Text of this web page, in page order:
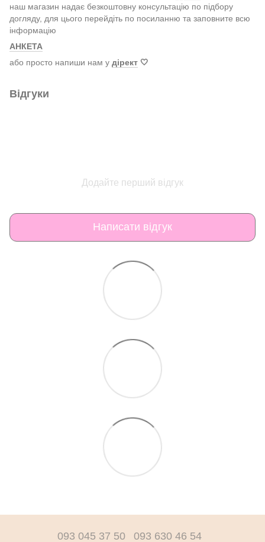
наш магазин надає безкоштовну консультацію по підбору
догляду, для цього перейдіть по посиланню та заповните всю
інформацію
АНКЕТА
або просто напиши нам у дірект 🤍
Відгуки
Додайте перший відгук
Написати відгук
093 045 37 50 093 630 46 54